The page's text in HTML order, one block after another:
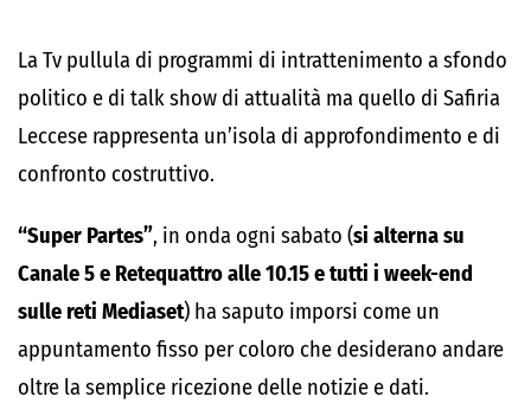
La Tv pullula di programmi di intrattenimento a sfondo
politico e di talk show di attualità ma quello di Safiria
Leccese rappresenta un’isola di approfondimento e di
confronto costruttivo.
“Super Partes”, in onda ogni sabato (si alterna su
Canale 5 e Retequattro alle 10.15 e tutti i week-end
sulle reti Mediaset) ha saputo imporsi come un
appuntamento fisso per coloro che desiderano andare
oltre la semplice ricezione delle notizie e dati.